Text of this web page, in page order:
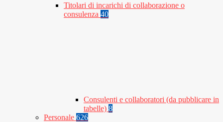
Titolari di incarichi di collaborazione o
consulenza 40
Consulenti e collaboratori (da pubblicare in
tabelle) 8
Personale 626